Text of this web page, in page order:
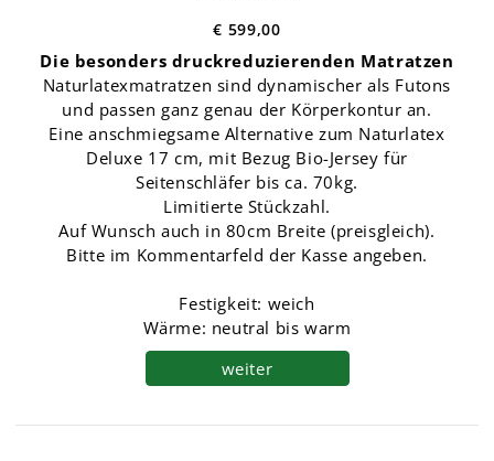
€ 599,00
Die besonders druckreduzierenden Matratzen
Naturlatexmatratzen sind dynamischer als Futons
und passen ganz genau der Körperkontur an.
Eine anschmiegsame Alternative zum Naturlatex
Deluxe 17 cm, mit Bezug Bio-Jersey für
Seitenschläfer bis ca. 70kg.
Limitierte Stückzahl.
Auf Wunsch auch in 80cm Breite (preisgleich).
Bitte im Kommentarfeld der Kasse angeben.
Festigkeit: weich
Wärme: neutral bis warm
weiter